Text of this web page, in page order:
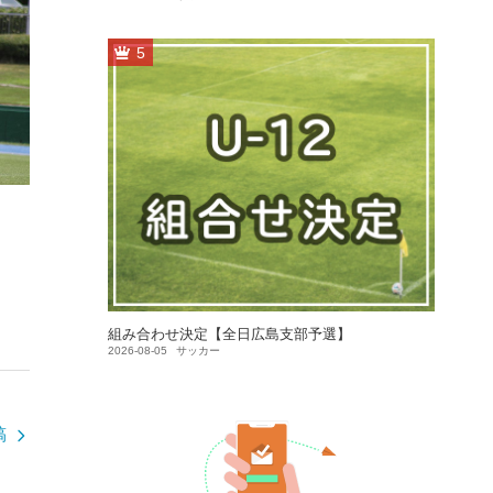
5
組み合わせ決定【全日広島支部予選】
2026-08-05 サッカー